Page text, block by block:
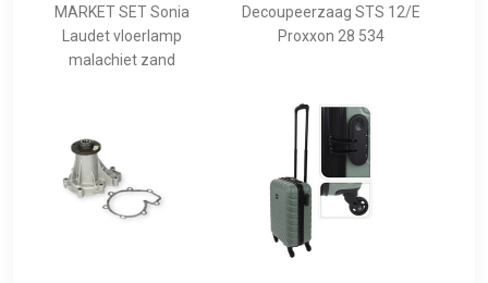
MARKET SET Sonia
Laudet vloerlamp
malachiet zand
Decoupeerzaag STS 12/E
Proxxon 28 534